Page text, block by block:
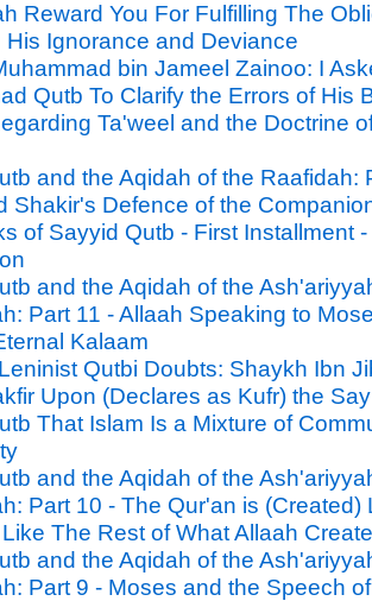
Reward You For Fulfilling The
His Ignorance and Deviance
bin Jameel Zainoo: I
Qutb To Clarify the Errors of His
Ta'weel and the Doctrine
and the Aqidah of the Raafidah:
Shakir's Defence of the
of Sayyid Qutb - First Installment -
and the Aqidah of the
Part 11 - Allaah Speaking to
Kalaam
Qutbi Doubts: Shaykh Ibn
Upon (Declares as Kufr) the
That Islam Is a Mixture of
and the Aqidah of the
Part 10 - The Qur'an is (Created)
The Rest of What Allaah
and the Aqidah of the
Part 9 - Moses and the Speech